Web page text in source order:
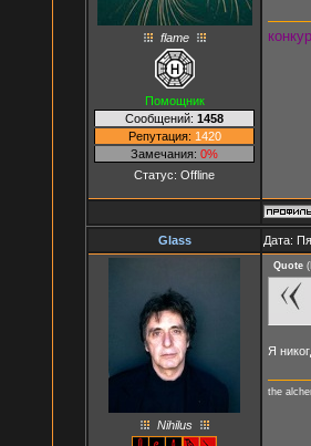
flame
Помощник
Сообщений: 1458
Репутация: 1420
Замечания: 0%
Статус: Offline
Glass Дата:
Nihilus
Quote (
Я
the